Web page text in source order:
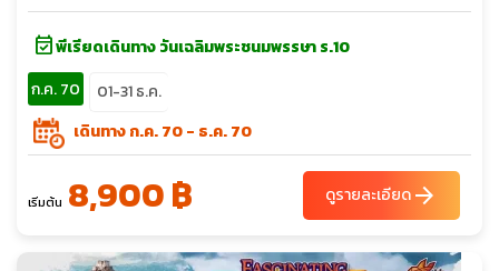
event_availableพีเรียดเดินทาง วันเฉลิมพระชนมพรรษา ร.10
ก.ค. 70
01-31 ธ.ค.
เดินทาง ก.ค. 70 - ธ.ค. 70
เริ่มต้น 8,900 ฿ ดูรายละเอียดarrow_forward